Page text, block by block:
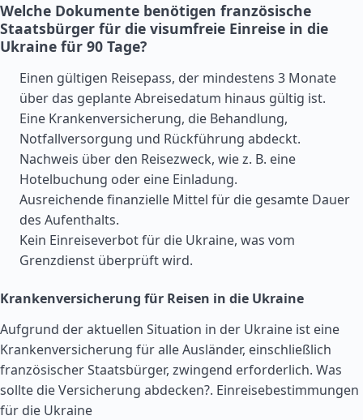
Welche Dokumente benötigen französische
Staatsbürger für die visumfreie Einreise in die
Ukraine für 90 Tage?
Einen gültigen Reisepass, der mindestens 3 Monate
über das geplante Abreisedatum hinaus gültig ist.
Eine Krankenversicherung, die Behandlung,
Notfallversorgung und Rückführung abdeckt.
Nachweis über den Reisezweck, wie z. B. eine
Hotelbuchung oder eine Einladung.
Ausreichende finanzielle Mittel für die gesamte Dauer
des Aufenthalts.
Kein Einreiseverbot für die Ukraine, was vom
Grenzdienst überprüft wird.
Krankenversicherung für Reisen in die Ukraine
Aufgrund der aktuellen Situation in der Ukraine ist eine
Krankenversicherung für alle Ausländer, einschließlich
französischer Staatsbürger, zwingend erforderlich. Was
sollte die Versicherung abdecken?. Einreisebestimmungen
für die Ukraine